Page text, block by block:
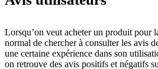
Lorsqu’on veut acheter un produit pour
normal de chercher à consulter les avis
une certaine expérience dans son
on retrouve des avis positifs et négatifs